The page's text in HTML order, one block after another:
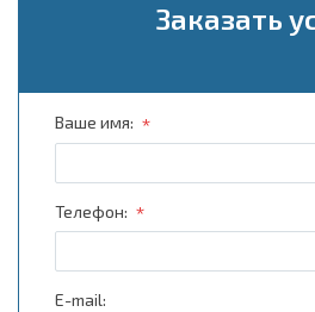
Заказать
Ваше имя: *
Телефон: *
E-mail: